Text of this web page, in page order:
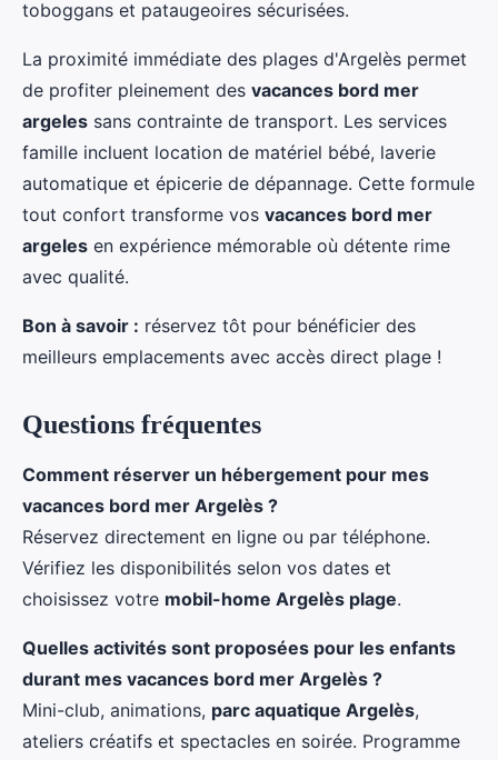
toboggans et pataugeoires sécurisées.
La proximité immédiate des plages d'Argelès permet
de profiter pleinement des vacances bord mer
argeles sans contrainte de transport. Les services
famille incluent location de matériel bébé, laverie
automatique et épicerie de dépannage. Cette formule
tout confort transforme vos vacances bord mer
argeles en expérience mémorable où détente rime
avec qualité.
Bon à savoir : réservez tôt pour bénéficier des
meilleurs emplacements avec accès direct plage !
Questions fréquentes
Comment réserver un hébergement pour mes
vacances bord mer Argelès ?
Réservez directement en ligne ou par téléphone.
Vérifiez les disponibilités selon vos dates et
choisissez votre mobil-home Argelès plage.
Quelles activités sont proposées pour les enfants
durant mes vacances bord mer Argelès ?
Mini-club, animations, parc aquatique Argelès,
ateliers créatifs et spectacles en soirée. Programme